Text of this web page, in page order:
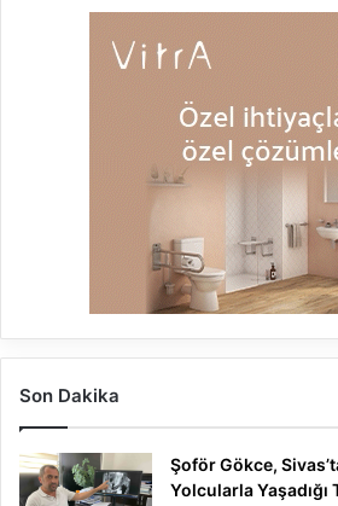
Son Dakika
Şoför Gökce,
Yolcularla Yaşadığı